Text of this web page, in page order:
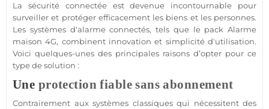
La sécurité connectéeest devenue incontournable pour
surveiller et protégerefficacement les biens et les personnes.
Les systèmes d'alarmeconnectés, tels que le pack Alarme
maison 4G, combinent innovation et simplicité d'utilisation.
Voici quelques-unes des principales raisons d’opter pour ce
type de solution :
Une protection fiable sans abonnement
Contrairement aux systèmes classiques qui nécessitent des